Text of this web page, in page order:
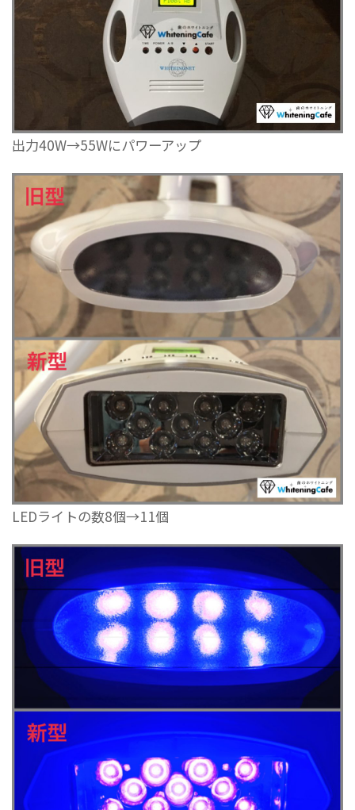
出力40W→55Wにパワーアップ
LEDライトの数8個→11個